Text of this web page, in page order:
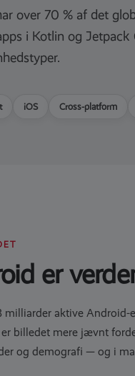
over 70 % af det
i Kotlin og
iOS Cross-platform
er
milliarder aktive
billedet mere jævnt
og demografi — og i